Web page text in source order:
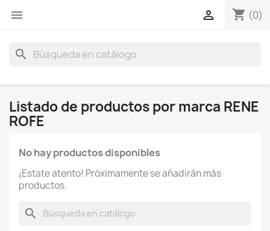
 shopping_cart (0)

search
Listado de productos por marca RENE
ROFE
No hay productos disponibles
¡Estate atento! Próximamente se añadirán más
productos.
search